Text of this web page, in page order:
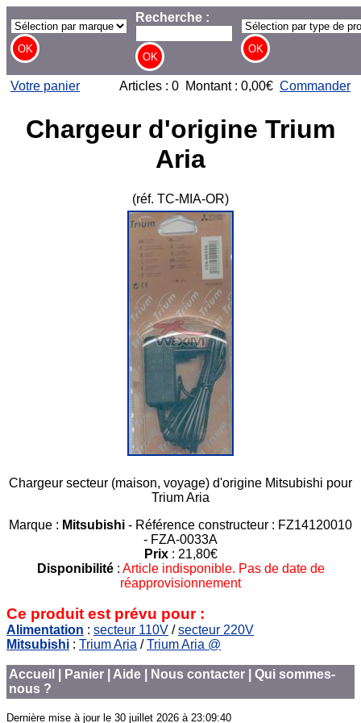
Recherche :
Votre panier Articles : 0 Montant : 0,00€ Commander
Chargeur d'origine Trium
Aria
(réf. TC-MIA-OR)
Chargeur secteur (maison, voyage) d'origine Mitsubishi pour
Trium Aria
Marque : Mitsubishi - Référence constructeur : FZ14120010
- FZA-0033A
Prix: 21,80€
Disponibilité: Article indisponible. Pas de date de
réapprovisionnement
Ce produit est prévu pour :
Alimentation : secteur 110V /secteur 220V
Mitsubishi : Trium Aria /Trium Aria @
Accueil Panier Aide Nous contacter
Qui sommes-
nous ?
Dernière mise à jour le 30 juillet 2026 à 23:09:40